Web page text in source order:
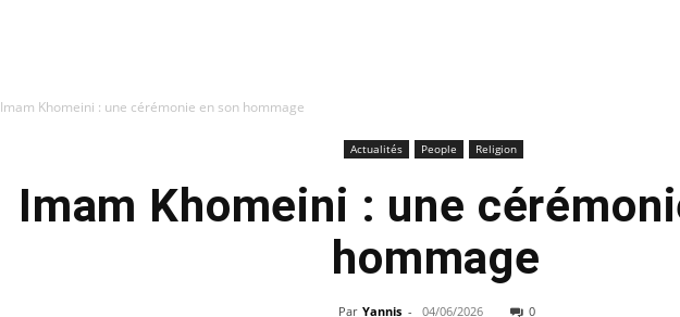
Imam Khomeini : une cérémonie en son hommage
Actualités People Religion
Imam Khomeini : une
hommage
Par Yannis - 04/06/2026 0